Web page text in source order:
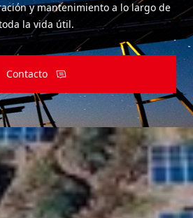
y mantenimiento a lo largo de
la vida útil.
Contacto
Suscribirse